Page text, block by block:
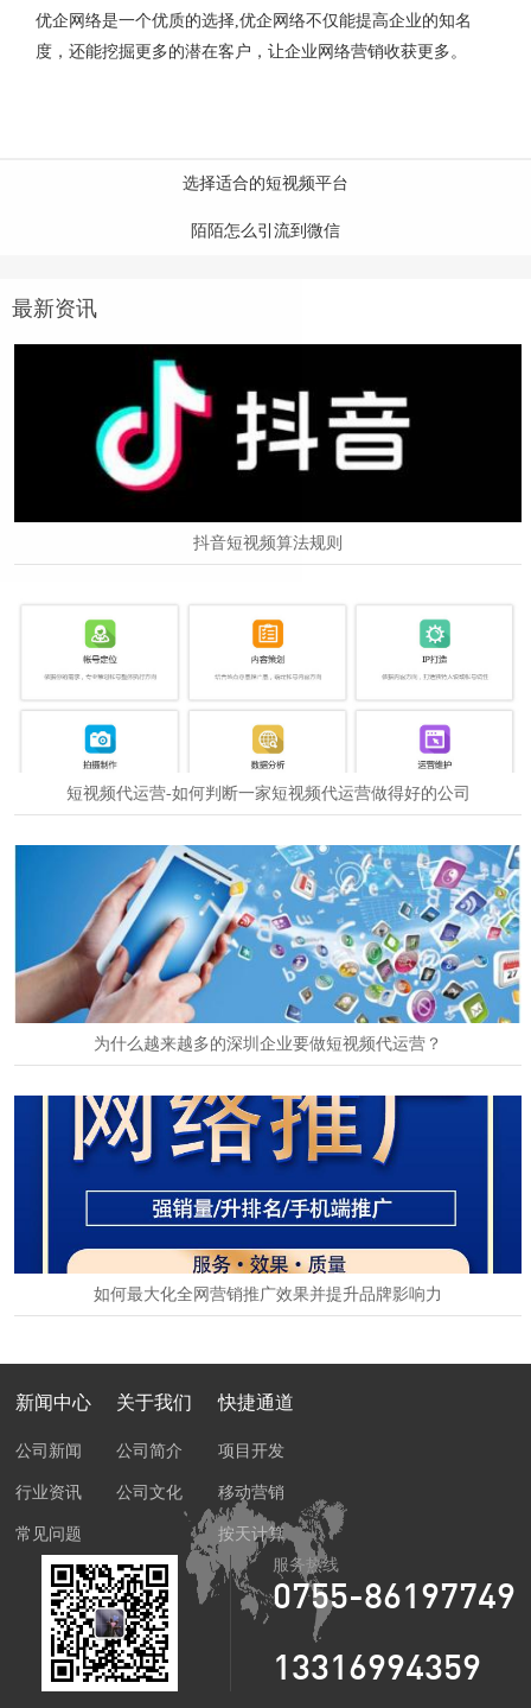
优企网络是一个优质的选择,优企网络不仅能提高企业的知名
度，还能挖掘更多的潜在客户，让企业网络营销收获更多。
选择适合的短视频平台
陌陌怎么引流到微信
最新资讯
抖音短视频算法规则
短视频代运营-如何判断一家短视频代运营做得好的公司
2024-12-24
为什么越来越多的深圳企业要做短视频代运营？
2024-11-01
如何最大化全网营销推广效果并提升品牌影响力
新闻中心
公司新闻
行业资讯
常见问题
关于我们
公司简介
公司文化
快捷通道
项目开发
移动营销
按天计算
服务热线
0755-86197749
13316994359